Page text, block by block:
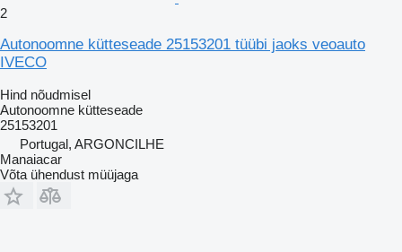
2
Autonoomne kütteseade 25153201 tüübi jaoks veoauto
IVECO
Hind nõudmisel
Autonoomne kütteseade
25153201
Portugal, ARGONCILHE
Manaiacar
Võta ühendust müüjaga